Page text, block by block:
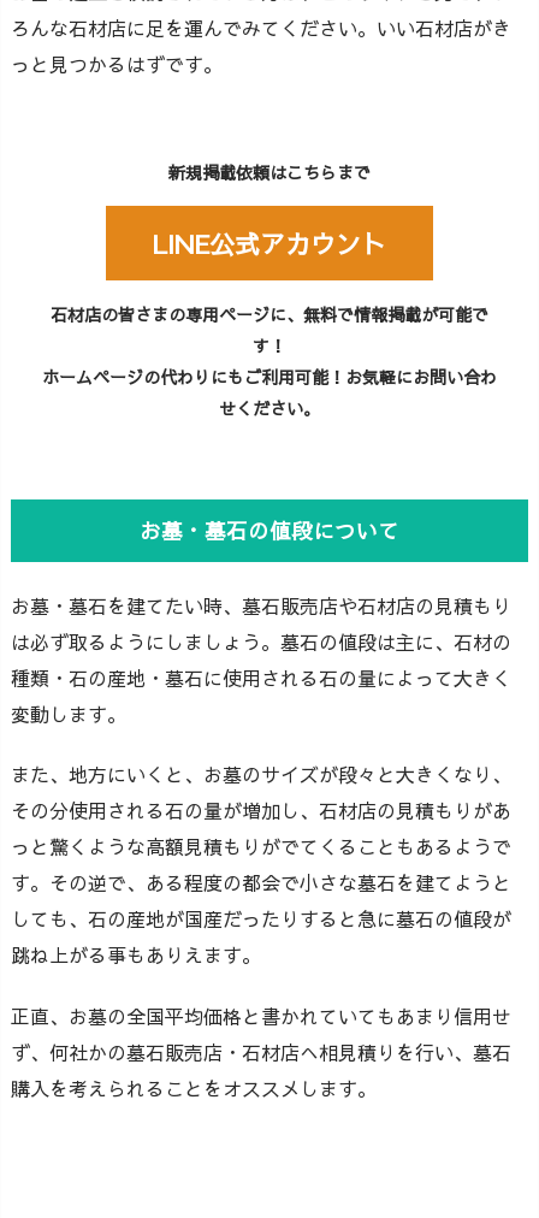
ろんな石材店に足を運んでみてください。いい石材店がき
っと見つかるはずです。
新規掲載依頼はこちらまで
LINE公式アカウント
石材店の皆さまの専用ページに、無料で情報掲載が可能で
す！
ホームページの代わりにもご利用可能！お気軽にお問い合わ
せください。
お墓・墓石の値段について
お墓・墓石を建てたい時、墓石販売店や石材店の見積もり
は必ず取るようにしましょう。墓石の値段は主に、石材の
種類・石の産地・墓石に使用される石の量によって大きく
変動します。
また、地方にいくと、お墓のサイズが段々と大きくなり、
その分使用される石の量が増加し、石材店の見積もりがあ
っと驚くような高額見積もりがでてくることもあるようで
す。その逆で、ある程度の都会で小さな墓石を建てようと
しても、石の産地が国産だったりすると急に墓石の値段が
跳ね上がる事もありえます。
正直、お墓の全国平均価格と書かれていてもあまり信用せ
ず、何社かの墓石販売店・石材店へ相見積りを行い、墓石
購入を考えられることをオススメします。